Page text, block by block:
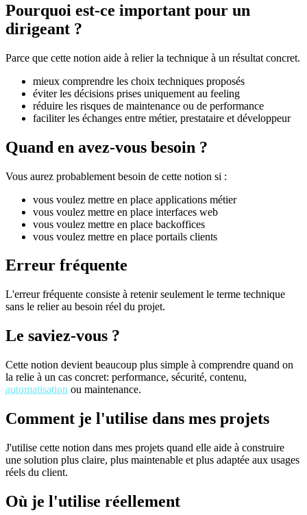
Pourquoi est-ce important pour un
dirigeant ?
Parce que cette notion aide à relier la technique à un résultat concret.
mieux comprendre les choix techniques proposés
éviter les décisions prises uniquement au feeling
réduire les risques de maintenance ou de performance
faciliter les échanges entre métier, prestataire et développeur
Quand en avez-vous besoin ?
Vous aurez probablement besoin de cette notion si :
vous voulez mettre en place applications métier
vous voulez mettre en place interfaces web
vous voulez mettre en place backoffices
vous voulez mettre en place portails clients
Erreur fréquente
L'erreur fréquente consiste à retenir seulement le terme technique
sans le relier au besoin réel du projet.
Le saviez-vous ?
Cette notion devient beaucoup plus simple à comprendre quand on
la relie à un cas concret: performance, sécurité, contenu,
automatisation ou maintenance.
Comment je l'utilise dans mes projets
J'utilise cette notion dans mes projets quand elle aide à construire
une solution plus claire, plus maintenable et plus adaptée aux usages
réels du client.
Où je l'utilise réellement